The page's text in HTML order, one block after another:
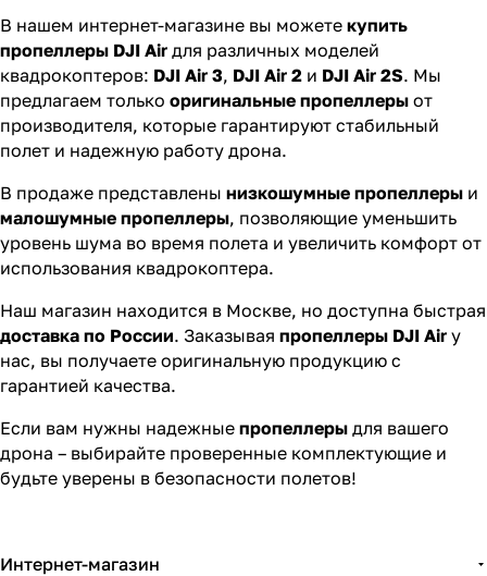
В нашем интернет-магазине вы можете купить
пропеллеры DJI Air для различных моделей
квадрокоптеров: DJI Air 3, DJI Air 2 и DJI Air 2S. Мы
предлагаем только оригинальные пропеллеры от
производителя, которые гарантируют стабильный
полет и надежную работу дрона.
В продаже представлены низкошумные пропеллеры и
малошумные пропеллеры, позволяющие уменьшить
уровень шума во время полета и увеличить комфорт от
использования квадрокоптера.
Наш магазин находится в Москве, но доступна быстрая
доставка по России. Заказывая пропеллеры DJI Air у
нас, вы получаете оригинальную продукцию с
гарантией качества.
Если вам нужны надежные пропеллеры для вашего
дрона – выбирайте проверенные комплектующие и
будьте уверены в безопасности полетов!
Интернет-магазин